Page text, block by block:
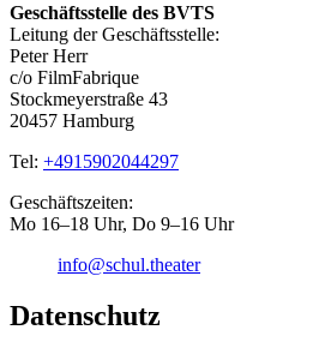
Geschäftsstelle des BVTS
Leitung der Geschäftsstelle:
Peter Herr
c/o FilmFabrique
Stockmeyerstraße 43
20457 Hamburg
Tel: +4915902044297
Geschäftszeiten:
Mo 16–18 Uhr, Do 9–16 Uhr
info@schul.theater
Datenschutz